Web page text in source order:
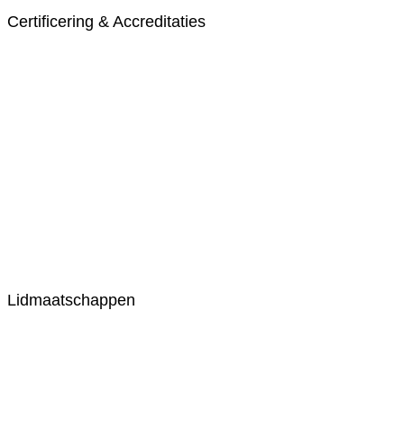
Certificering & Accreditaties
Lidmaatschappen